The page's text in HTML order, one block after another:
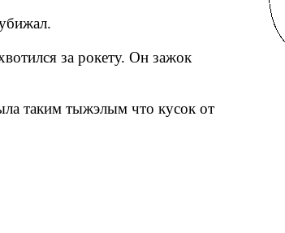
за рокету. Он зажок
таким тыжэлым что кусок от